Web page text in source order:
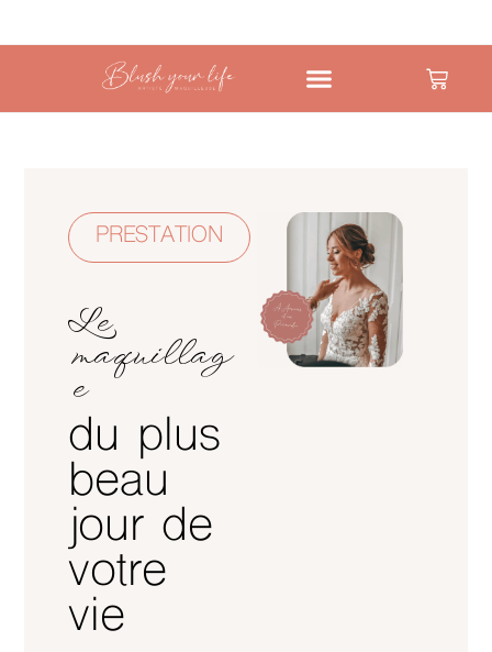
PRESTATION
Le
maquillag
e
du plus
beau
jour de
votre
vie